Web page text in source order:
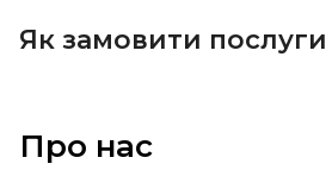
Про нас
Як замовити послуги